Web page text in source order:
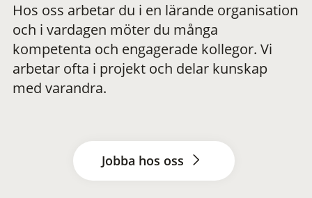
Hos oss arbetar du i en lärande organisation
och i vardagen möter du många
kompetenta och engagerade kollegor. Vi
arbetar ofta i projekt och delar kunskap
med varandra.
Jobba hos oss